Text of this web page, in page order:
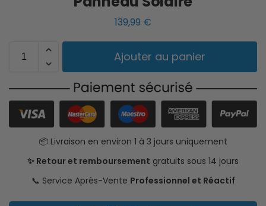
139,99 €
Ajouter au panier
📦 Livraison en environ 1 à 3 jours uniquement
✨ Retour et remboursement gratuits sous 14 jours
📞 Service Après-Vente Professionnel et Réactif